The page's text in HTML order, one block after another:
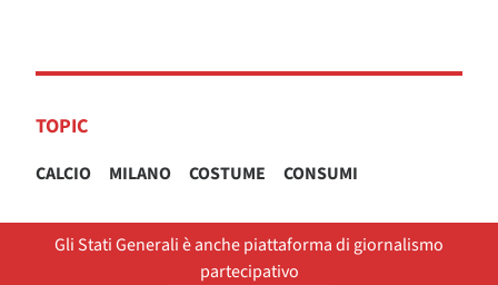
TOPIC
CALCIO MILANO COSTUME CONSUMI
Gli Stati Generali è anche piattaforma di giornalismo
partecipativo